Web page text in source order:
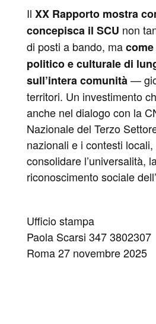
Il XX Rapporto mostra
concepisca il SCU non
di posti a bando, ma
politico e culturale di
sull’intera comunità —
territori. Un investimento
anche nel dialogo con la
Nazionale del Terzo
nazionali e i contesti locali,
consolidare l’universalità,
riconoscimento sociale
Ufficio stampa
Paola Scarsi 347 3802307
Roma 27 novembre 2025